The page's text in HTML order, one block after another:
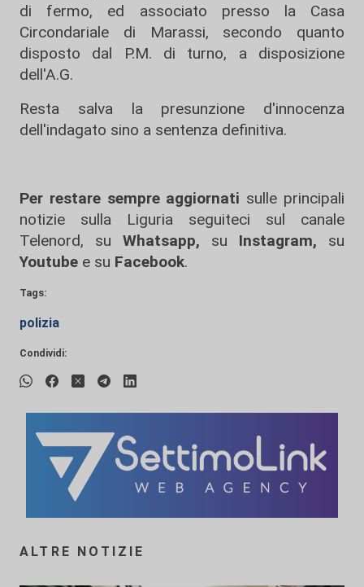
di fermo, ed associato presso la Casa
Circondariale di Marassi, secondo quanto
disposto dal P.M. di turno, a disposizione
dell'A.G.
Resta salva la presunzione d'innocenza
dell'indagato sino a sentenza definitiva.
Per restare sempre aggiornati sulle principali
notizie sulla Liguria seguiteci sul canale
Telenord, su
Whatsapp, su Instagram, su
Youtube e su Facebook.
Tags:
polizia
Condividi:
ALTRE NOTIZIE